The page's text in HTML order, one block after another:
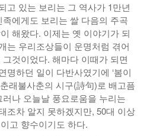
고 있는 보리는 그 역사가 1만년
에게도 보리는 쌀 다음의 주곡
해왔다. 이제는 옛 이야기가 되
는 우리조상들이 운명처럼 겪어
것이었다. 해마다 이때가 되면
명하던 일이 다반사였기에 ‘봄이
래불사춘의 시구(詩句)로 배고픔
나 오늘날 풍요로움을 누리는
조차 알지 못하겠지만, 50대 이상
고 향수이기도 하다.